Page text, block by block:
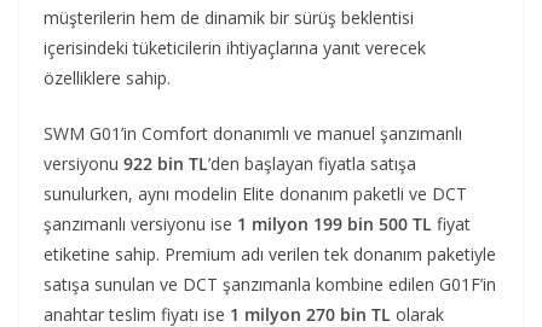
müşterilerin hem de dinamik bir sürüş beklentisi
içerisindeki tüketicilerin ihtiyaçlarına yanıt verecek
özelliklere sahip.
SWM G01’in Comfort donanımlı ve manuel şanzımanlı
versiyonu 922 bin TL’den başlayan fiyatla satışa
sunulurken, aynı modelin Elite donanım paketli ve DCT
şanzımanlı versiyonu ise 1 milyon 199 bin 500 TL fiyat
etiketine sahip. Premium adı verilen tek donanım paketiyle
satışa sunulan ve DCT şanzımanla kombine edilen G01F’in
anahtar teslim fiyatı ise 1 milyon 270 bin TL olarak